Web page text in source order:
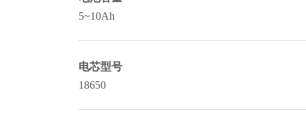
5~10Ah
电芯型号
18650